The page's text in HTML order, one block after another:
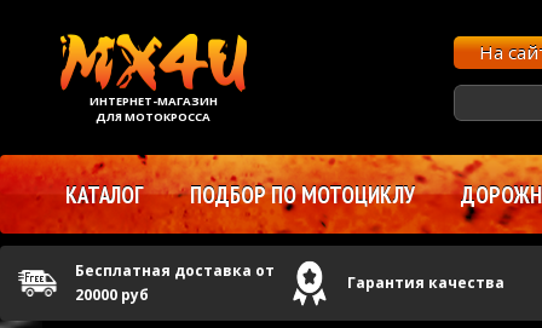
ИНТЕРНЕТ-МАГАЗИН
ДЛЯ МОТОКРОССА
На
КАТАЛОГ ПОДБОР ПО МОТОЦИКЛУ
Бесплатная доставка от
20000 руб
Гарантия качества